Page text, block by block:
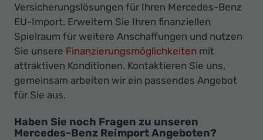
Versicherungslösungen für Ihren Mercedes-Benz
EU-Import. Erweitern Sie Ihren finanziellen
Spielraum für weitere Anschaffungen und nutzen
Sie unsere Finanzierungsmöglichkeiten mit
attraktiven Konditionen. Kontaktieren Sie uns,
gemeinsam arbeiten wir ein passendes Angebot
für Sie aus.
Haben Sie noch Fragen zu unseren
Mercedes-Benz Reimport Angeboten?